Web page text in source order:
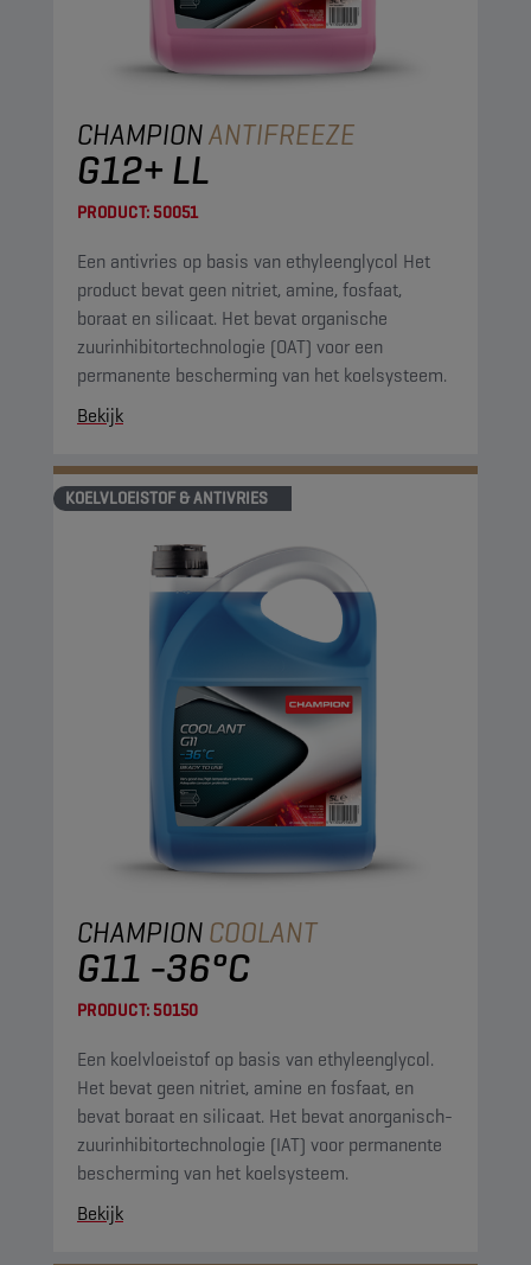
CHAMPIONANTIFREEZE
G12+ LL
PRODUCT:50051
Een antivries op basis van ethyleenglycol Het
product bevat geen nitriet, amine, fosfaat,
boraat en silicaat. Het bevat organische
zuurinhibitortechnologie (OAT) voor een
permanente bescherming van het koelsysteem.
Bekijk
KOELVLOEISTOF & ANTIVRIES
CHAMPIONCOOLANT
G11 -36°C
PRODUCT:50150
Een koelvloeistof op basis van ethyleenglycol.
Het bevat geen nitriet, amine en fosfaat, en
bevat boraat en silicaat. Het bevat anorganisch-
zuurinhibitortechnologie (IAT) voor permanente
bescherming van het koelsysteem.
Bekijk